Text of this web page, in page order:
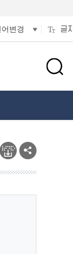
어변경 글
검
창